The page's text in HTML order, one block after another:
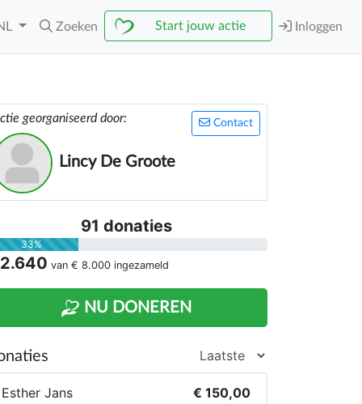
Zoeken Start jouw actie Inloggen
Contact
georganiseerd door:
Lincy De Groote
91 donaties
33%
van € 8.000 ingezameld
NU DONEREN
Esther Jans € 150,00